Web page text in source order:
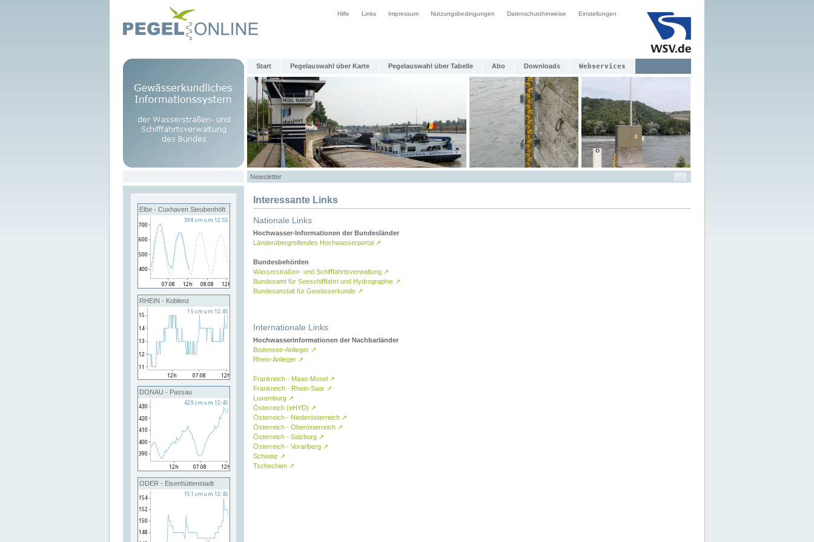
Hilfe Links Impressum Nutzungsbedingungen Datenschutzhinweise Einstellungen
Start Pegelauswahl über Karte Pegelauswahl über Tabelle Abo Downloads Webservices
Newsletter
Elbe - Cuxhaven Steubenhöft
RHEIN - Koblenz
DONAU - Passau
ODER - Eisenhüttenstadt
Interessante Links
Nationale Links
Hochwasser-Informationen der Bundesländer
Länderübergreifendes Hochwasserportal ↗
Bundesbehörden
Wasserstraßen- und Schifffahrtsverwaltung ↗
Bundesamt für Seeschifffahrt und Hydrographie ↗
Bundesanstalt für Gewässerkunde ↗
Internationale Links
Hochwasserinformationen der Nachbarländer
Bodensee-Anlieger ↗
Rhein-Anlieger ↗
Frankreich - Maas-Mosel ↗
Frankreich - Rhein-Saar ↗
Luxemburg ↗
Österreich (eHYD) ↗
Österreich - Niederösterreich ↗
Österreich - Oberösterreich ↗
Österreich - Salzburg ↗
Österreich - Vorarlberg ↗
Schweiz ↗
Tschechien ↗